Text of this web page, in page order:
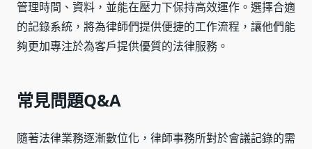
管理時間、資料，並能在壓力下保持高效運作。選擇合適
的記錄系統，將為律師們提供便捷的工作流程，讓他們能
夠更加專注於為客戶提供優質的法律服務。
常見問題Q&A
隨著法律業務逐漸數位化，律師事務所對於會議記錄的需